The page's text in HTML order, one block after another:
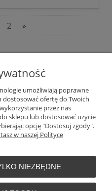
2 »
i dostawa
umożliwiają poprawne
dostosować ofertę do Twoich
przez nas
sklepu lub dostosować użycie
opcję "Dostosuj zgody".
w naszej Polityce
NIEZBĘDNE